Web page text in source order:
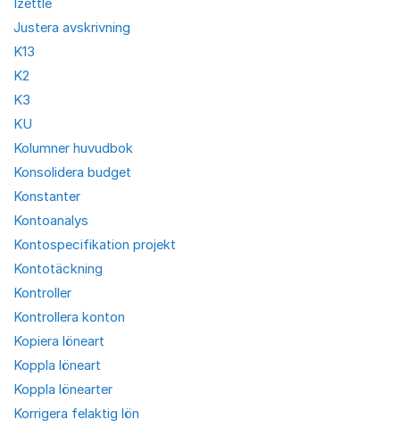
Izettle
Justera avskrivning
K13
K2
K3
KU
Kolumner huvudbok
Konsolidera budget
Konstanter
Kontoanalys
Kontospecifikation projekt
Kontotäckning
Kontroller
Kontrollera konton
Kopiera löneart
Koppla löneart
Koppla lönearter
Korrigera felaktig lön